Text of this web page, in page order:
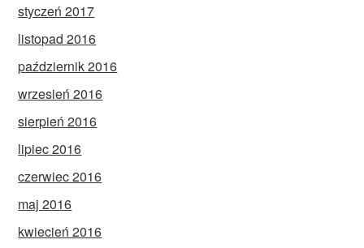
styczeń 2017
listopad 2016
październik 2016
wrzesień 2016
sierpień 2016
lipiec 2016
czerwiec 2016
maj 2016
kwiecień 2016